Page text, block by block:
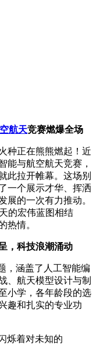
航天竞赛燃爆全场
种正在熊熊燃起！近
能与航空航天竞赛，
此拉开帷幕。这场别
一个展示才华、挥洒
展的一次有力推动。
的宏伟蓝图相结
热情。
，科技浪潮涌动
，涵盖了人工智能编
、航天模型设计与制
小学，各年龄段的选
趣和扎实的专业功
烁着对未知的